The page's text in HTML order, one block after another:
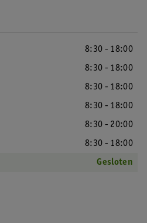
8:30 - 18:00
8:30 - 18:00
8:30 - 18:00
8:30 - 18:00
8:30 - 20:00
8:30 - 18:00
Gesloten